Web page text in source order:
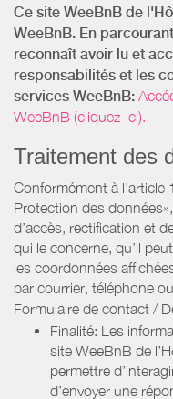
Ce site WeeBnB de
WeeBnB. En
reconnaît avoir lu et
responsabilités et les
services WeeBnB:
WeeBnB (cliquez-ici).
Traitement des
Conformément à l'article
Protection des
d’accès, rectification et
qui le concerne, qu’il
les coordonnées
par courrier, téléphone
Formulaire de contact /
Finalité: Les
site WeeBnB de
permettre
d’envoyer une